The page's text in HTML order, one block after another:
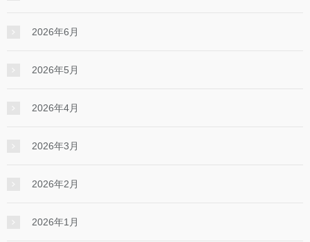
2026年6月
2026年5月
2026年4月
2026年3月
2026年2月
2026年1月